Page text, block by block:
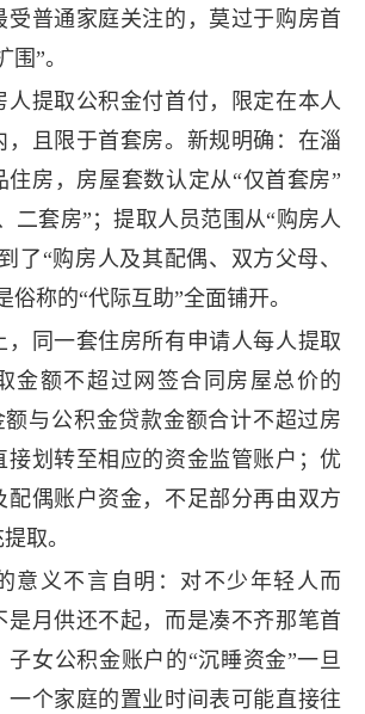
普通家庭关注的，莫过于购房首
”。
提取公积金付首付，限定在本人
，且限于首套房。新规明确：在淄
住房，房屋套数认定从“仅首套房”
二套房”；提取人员范围从“购房人
了“购房人及其配偶、双方父母、
称的“代际互助”全面铺开。
同一套住房所有申请人每人提取
金额不超过网签合同房屋总价的
额与公积金贷款金额合计不超过房
接划转至相应的资金监管账户；优
配偶账户资金，不足部分再由双方
取。
义不言自明：对不少年轻人而
是月供还不起，而是凑不齐那笔首
子女公积金账户的“沉睡资金”一旦
一个家庭的置业时间表可能直接往